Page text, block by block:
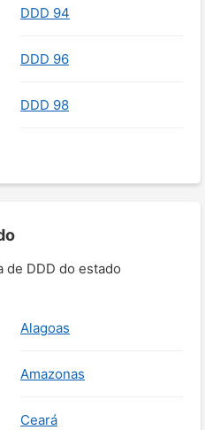
DDD 94
DDD 96
DDD 98
de DDD do estado
Alagoas
Amazonas
Ceará